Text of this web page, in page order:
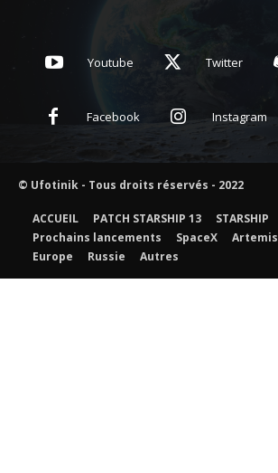
Youtube Twitter
Facebook Instagram
© Ufotinik - Tous droits réservés - 2022
ACCUEIL PATCH STARSHIP 13
STARSHIP
Prochains lancements
SpaceX Artemis
Europe
Russie Autres